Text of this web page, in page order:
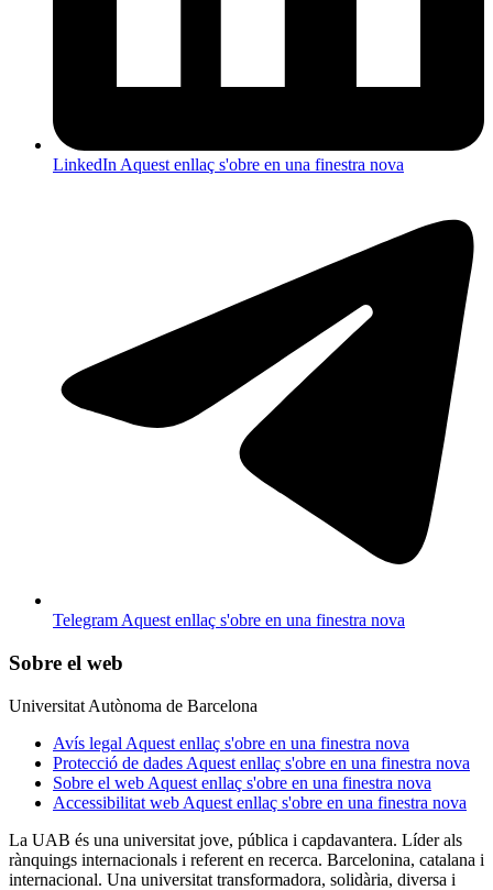
LinkedIn Aquest enllaç s'obre en una finestra nova
Telegram Aquest enllaç s'obre en una finestra nova
Sobre el web
Universitat Autònoma de Barcelona
Avís legal Aquest enllaç s'obre en una finestra nova
Protecció de dades Aquest enllaç s'obre en una finestra nova
Sobre el web Aquest enllaç s'obre en una finestra nova
Accessibilitat web Aquest enllaç s'obre en una finestra nova
La UAB és una universitat jove, pública i capdavantera. Líder als
rànquings internacionals i referent en recerca. Barcelonina, catalana i
internacional. Una universitat transformadora, solidària, diversa i